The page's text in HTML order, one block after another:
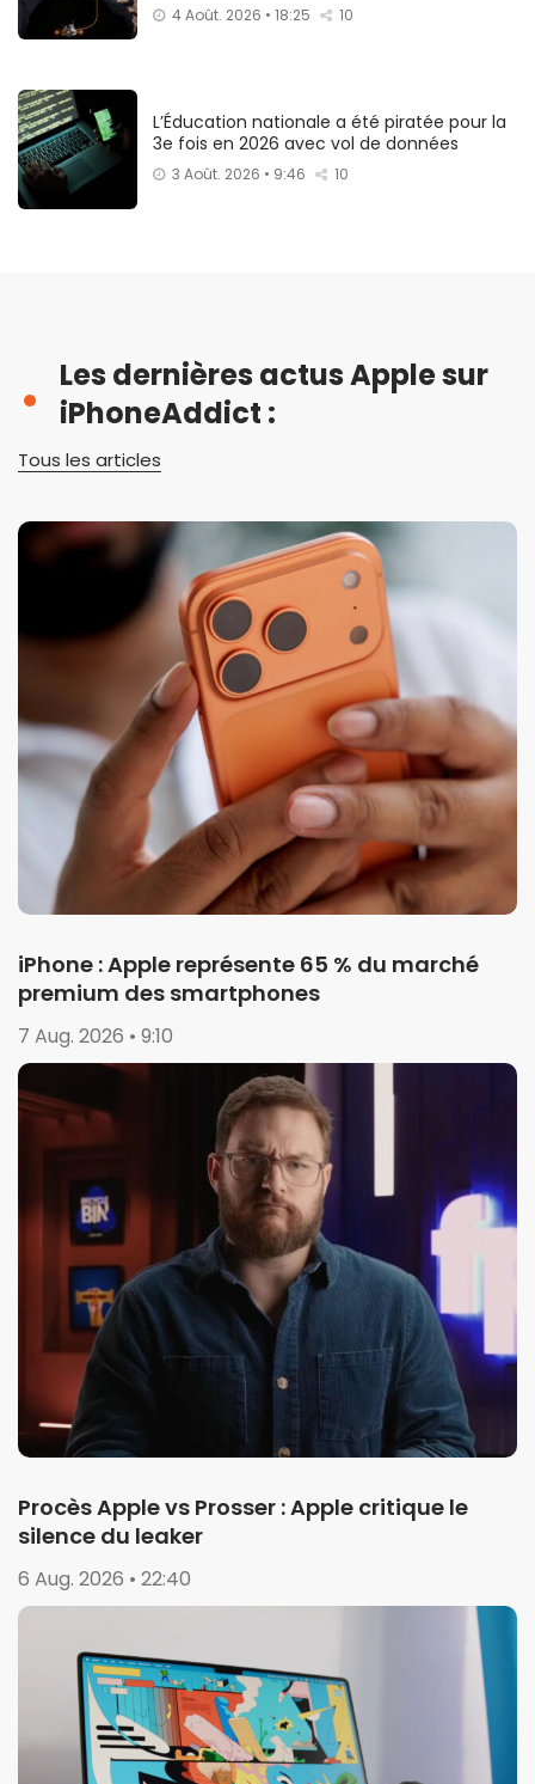
4 Août. 2026 • 18:25 10
L’Éducation nationale a été piratée pour la
3e fois en 2026 avec vol de données
3 Août. 2026 • 9:46 10
Les dernières actus Apple sur
iPhoneAddict :
Tous les articles
iPhone : Apple représente 65 % du marché
premium des smartphones
7 Aug. 2026 • 9:10
Procès Apple vs Prosser : Apple critique le
silence du leaker
6 Aug. 2026 • 22:40